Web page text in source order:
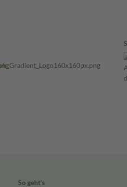
So geht's